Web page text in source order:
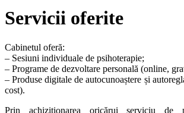
Servicii oferite
Cabinetul oferă:
– Sesiuni individuale de psihoterapie;
– Programe de dezvoltare personală (online,
– Produse digitale de autocunoaștere și
cost).
Prin achiziționarea oricărui serviciu